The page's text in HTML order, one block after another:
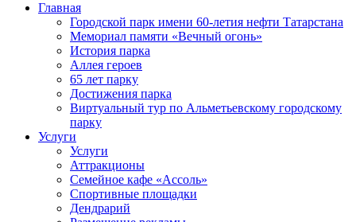
Главная
Городской парк имени 60-летия нефти Татарстана
Мемориал памяти «Вечный огонь»
История парка
Аллея героев
65 лет парку
Достижения парка
Виртуальный тур по Альметьевскому городскому
парку
Услуги
Услуги
Аттракционы
Семейное кафе «Ассоль»
Спортивные площадки
Дендрарий